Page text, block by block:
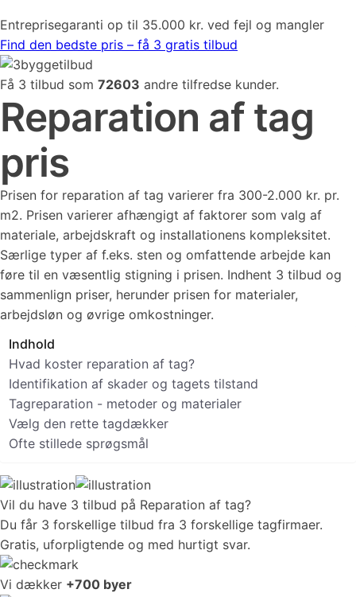
Entreprisegaranti op til 35.000 kr. ved fejl og mangler
Find den bedste pris – få 3 gratis tilbud
Få 3 tilbud som 72603 andre tilfredse kunder.
Reparation af tag
pris
Prisen for reparation af tag varierer fra 300-2.000 kr. pr.
m2. Prisen varierer afhængigt af faktorer som valg af
materiale, arbejdskraft og installationens kompleksitet.
Særlige typer af f.eks. sten og omfattende arbejde kan
føre til en væsentlig stigning i prisen. Indhent 3 tilbud og
sammenlign priser, herunder prisen for materialer,
arbejdsløn og øvrige omkostninger.
Indhold
Hvad koster reparation af tag?
Identifikation af skader og tagets tilstand
Tagreparation - metoder og materialer
Vælg den rette tagdækker
Ofte stillede sprøgsmål
Vil du have 3 tilbud på Reparation af tag?
Du får 3 forskellige tilbud fra 3 forskellige tagfirmaer.
Gratis, uforpligtende og med hurtigt svar.
Vi dækker +700 byer